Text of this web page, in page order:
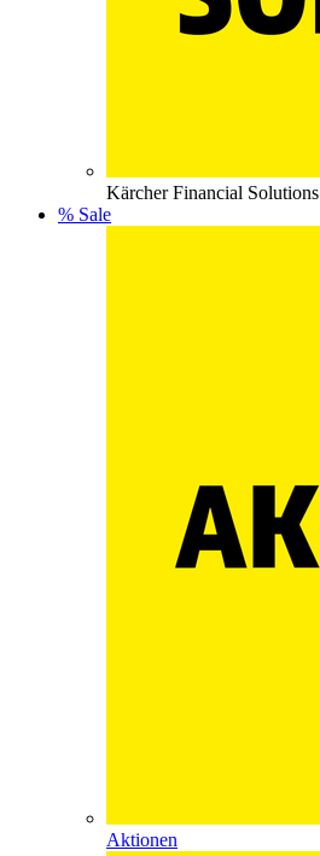
Kärcher Financial Solutions
% Sale
Aktionen